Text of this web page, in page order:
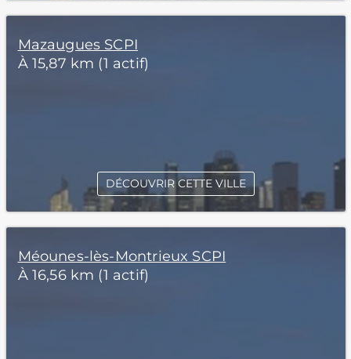
Mazaugues SCPI
À 15,87 km (1 actif)
DÉCOUVRIR CETTE VILLE
Méounes-lès-Montrieux SCPI
À 16,56 km (1 actif)